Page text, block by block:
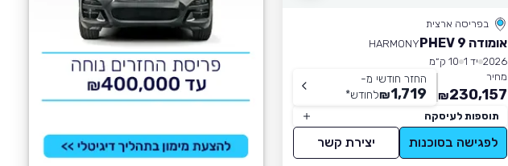
בפריסה ארצית
אומודה 9 PHEV
HARMONY
2026 יד 1
10 ק״מ
מחיר
230,157
₪
החזר חודשי מ-
1,719
₪לחודש*
תוספות לעיסקה
לפגישה בסוכנות יצירת קשר